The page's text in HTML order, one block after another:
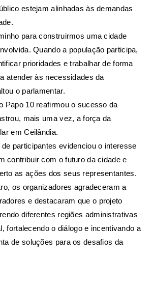
estejam alinhadas às demandas
para construirmos uma cidade
Quando a população participa,
prioridades e trabalhar de forma
atender às necessidades da
o parlamentar.
Papo 10 reafirmou o sucesso da
mais uma vez, a força da
em Ceilândia.
participantes evidenciou o interesse
contribuir com o futuro da cidade e
as ações dos seus representantes.
os organizadores agradeceram a
e destacaram que o projeto
diferentes regiões administrativas
fortalecendo o diálogo e incentivando a
de soluções para os desafios da